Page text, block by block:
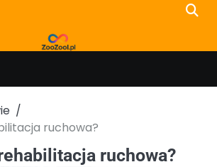
ruchowa?
ruchowa?